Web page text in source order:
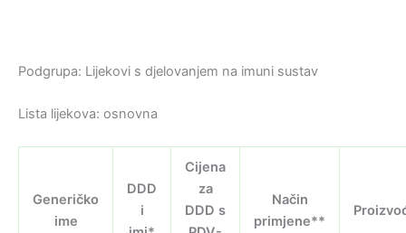
Podgrupa: Lijekovi s djelovanjem na imuni sustav
Lista lijekova: osnovna
Generičko
ime
DDD
i
Cijena
za
DDD s
Način
primjene**